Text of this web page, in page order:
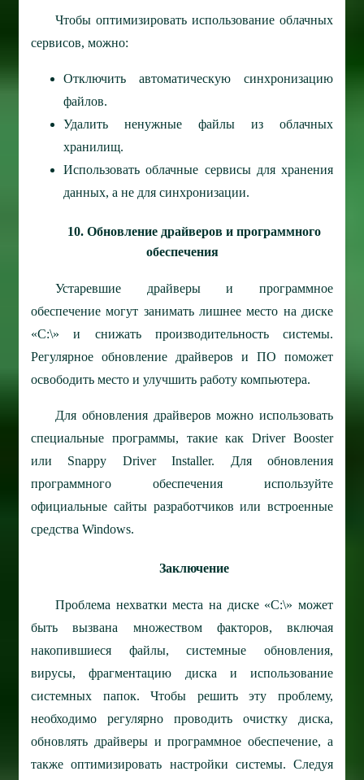
Чтобы оптимизировать использование облачных
сервисов, можно:
Отключить автоматическую синхронизацию
файлов.
Удалить ненужные файлы из облачных
хранилищ.
Использовать облачные сервисы для хранения
данных, а не для синхронизации.
10. Обновление драйверов и программного
обеспечения
Устаревшие драйверы и программное
обеспечение могут занимать лишнее место на диске
«C:\» и снижать производительность системы.
Регулярное обновление драйверов и ПО поможет
освободить место и улучшить работу компьютера.
Для обновления драйверов можно использовать
специальные программы, такие как Driver Booster
или Snappy Driver Installer. Для обновления
программного обеспечения используйте
официальные сайты разработчиков или встроенные
средства Windows.
Заключение
Проблема нехватки места на диске «C:\» может
быть вызвана множеством факторов, включая
накопившиеся файлы, системные обновления,
вирусы, фрагментацию диска и использование
системных папок. Чтобы решить эту проблему,
необходимо регулярно проводить очистку диска,
обновлять драйверы и программное обеспечение, а
также оптимизировать настройки системы. Следуя